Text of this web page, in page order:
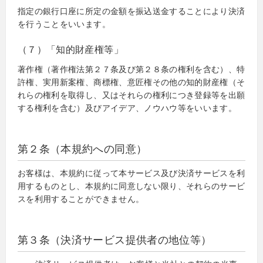
指定の銀行口座に所定の金額を振込送金することにより決済
を行うことをいいます。
（７）「知的財産権等」
著作権（著作権法第２７条及び第２８条の権利を含む）、特
許権、実用新案権、商標権、意匠権その他の知的財産権（そ
れらの権利を取得し、又はそれらの権利につき登録等を出願
する権利を含む）及びアイデア、ノウハウ等をいいます。
第２条（本規約への同意）
お客様は、本規約に従って本サービス及び決済サービスを利
用するものとし、本規約に同意しない限り、それらのサービ
スを利用することができません。
第３条（決済サービス提供者の地位等）